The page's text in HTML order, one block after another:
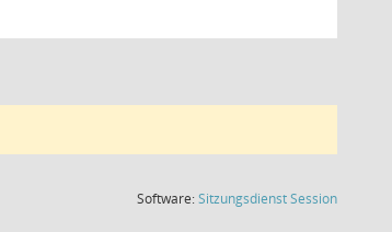
Software:SitzungsdienstSession(Wird in